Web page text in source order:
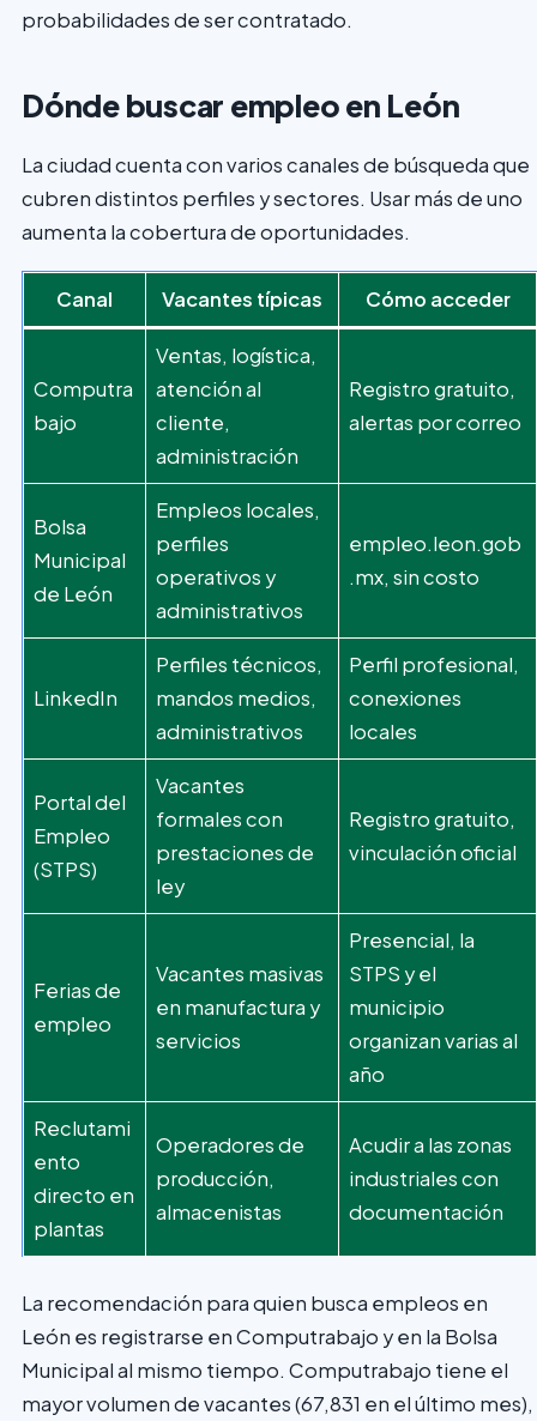
probabilidades de ser contratado.
Dónde buscar empleo en León
La ciudad cuenta con varios canales de búsqueda que
cubren distintos perfiles y sectores. Usar más de uno
aumenta la cobertura de oportunidades.
Canal Vacantes típicas Cómo acceder
Computra
bajo
Ventas, logística,
atención al
cliente,
administración
Registro gratuito,
alertas por correo
Bolsa
Municipal
de León
Empleos locales,
perfiles
operativos y
administrativos
empleo.leon.gob
.mx, sin costo
LinkedIn
Perfiles técnicos,
mandos medios,
administrativos
Perfil profesional,
conexiones
locales
Portal del
Empleo
(STPS)
Vacantes
formales con
prestaciones de
ley
Registro gratuito,
vinculación oficial
Ferias de
empleo
Vacantes masivas
en manufactura y
servicios
Presencial, la
STPS y el
municipio
organizan varias al
año
Reclutami
ento
directo en
plantas
Operadores de
producción,
almacenistas
Acudir a las zonas
industriales con
documentación
La recomendación para quien busca empleos en
León es registrarse en Computrabajo y en la Bolsa
Municipal al mismo tiempo. Computrabajo tiene el
mayor volumen de vacantes (67,831 en el último mes),